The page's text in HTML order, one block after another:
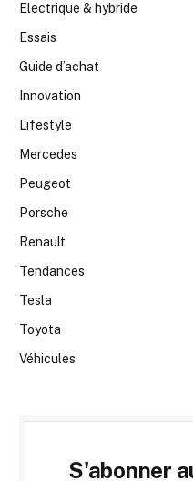
Electrique & hybride
Essais
Guide d’achat
Innovation
Lifestyle
Mercedes
Peugeot
Porsche
Renault
Tendances
Tesla
Toyota
Véhicules
S'abonner